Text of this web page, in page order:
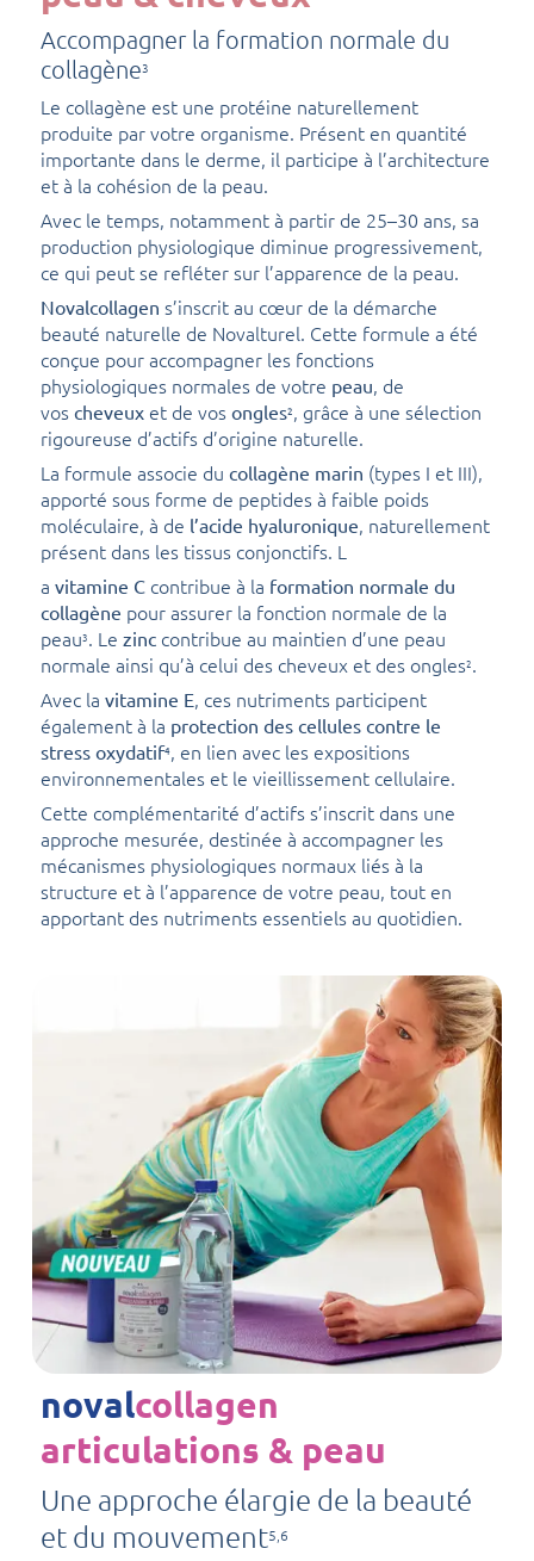
Accompagner la formation normale du
collagène3
Le collagène est une protéine naturellement
produite par votre organisme. Présent en quantité
importante dans le derme, il participe à l’architecture
et à la cohésion de la peau.
Avec le temps, notamment à partir de 25–30 ans, sa
production physiologique diminue progressivement,
ce qui peut se refléter sur l’apparence de la peau.
Novalcollagen s’inscrit au cœur de la démarche
beauté naturelle de Novalturel. Cette formule a été
conçue pour accompagner les fonctions
physiologiques normales de votre peau, de
vos cheveux et de vos ongles2, grâce à une sélection
rigoureuse d’actifs d’origine naturelle.
La formule associe du collagène marin (types I et III),
apporté sous forme de peptides à faible poids
moléculaire, à de l’acide hyaluronique, naturellement
présent dans les tissus conjonctifs. L
a vitamine C contribue à la formation normale du
collagène pour assurer la fonction normale de la
peau3. Le zinc contribue au maintien d’une peau
normale ainsi qu’à celui des cheveux et des ongles2.
Avec la vitamine E, ces nutriments participent
également à la protection des cellules contre le
stress oxydatif4, en lien avec les expositions
environnementales et le vieillissement cellulaire.
Cette complémentarité d’actifs s’inscrit dans une
approche mesurée, destinée à accompagner les
mécanismes physiologiques normaux liés à la
structure et à l’apparence de votre peau, tout en
apportant des nutriments essentiels au quotidien.
novalcollagen
articulations & peau
Une approche élargie de la beauté
et du mouvement5,6